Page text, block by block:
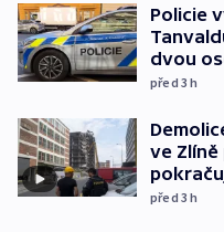
Policie
dvou
před 3h
ve
před 3h